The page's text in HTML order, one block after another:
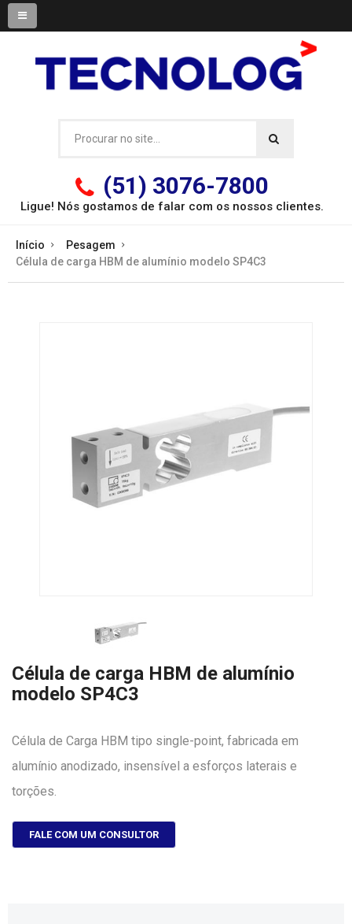
(51) 3076-7800
Ligue! Nós gostamos de falar com os nossos clientes.
Início
Pesagem
Célula de carga HBM de alumínio modelo SP4C3
Célula de carga HBM de alumínio
modelo SP4C3
Célula de Carga HBM tipo single-point, fabricada em
alumínio anodizado, insensível a esforços laterais e
torções.
FALE COM UM CONSULTOR